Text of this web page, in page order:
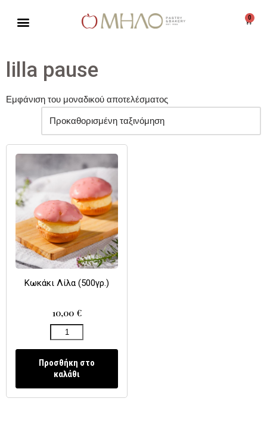
περιεχόμενο
0
lilla pause
Εμφάνιση του μοναδικού αποτελέσματος
Κωκάκι Λίλα (500γρ.)
10,00 €
Προσθήκη στο
καλάθι